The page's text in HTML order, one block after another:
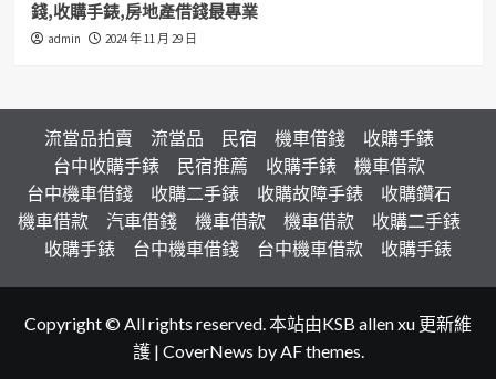
錢,收購手錶,房地產借錢最專業
admin 2024 年 11 月 29 日
流當品拍賣 流當品 民宿 機車借錢
收購手錶
台中收購手錶
民宿推薦 收購手錶
機車借款
台中機車借錢
收購二手錶 收購故障手錶
收購鑽石
機車借款
汽車借錢 機車借款 機車借款
收購二手錶
收購手錶
台中機車借錢 台中機車借款 收購手錶
Copyright © All rights reserved. 本站由KSB allen xu 更新維
護 | CoverNews by AF themes.